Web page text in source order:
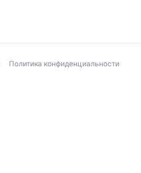
Политика конфиденциальности